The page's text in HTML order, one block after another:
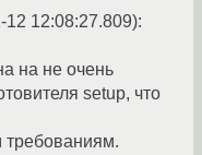
12:08:27.809):
на не очень
setup, что
требованиям.